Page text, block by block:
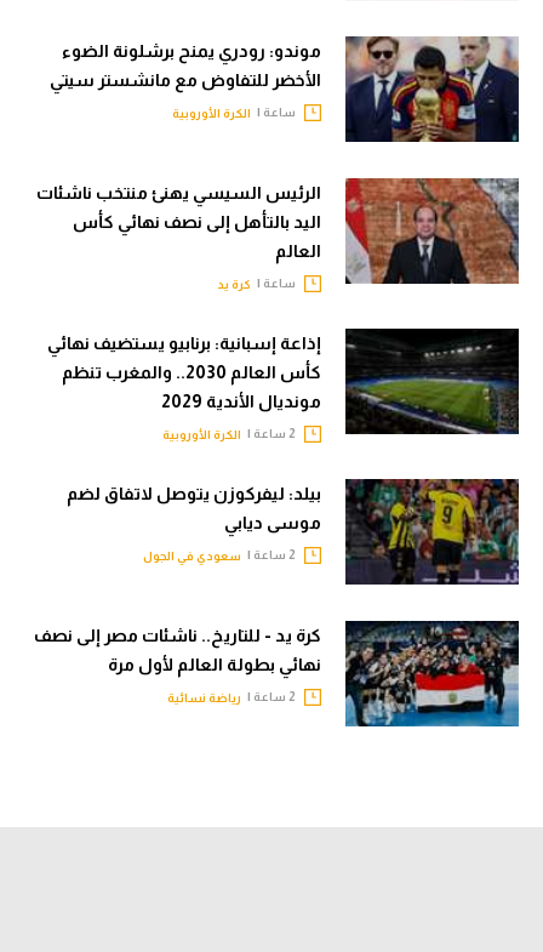
موندو: رودري يمنح برشلونة الضوء
الأخضر للتفاوض مع مانشستر سيتي
ساعة | الكرة الأوروبية
الرئيس السيسي يهنئ منتخب ناشئات
اليد بالتأهل إلى نصف نهائي كأس
العالم
ساعة | كرة يد
إذاعة إسبانية: برنابيو يستضيف نهائي
كأس العالم 2030.. والمغرب تنظم
مونديال الأندية 2029
الكرة الأوروبية
بيلد: ليفركوزن يتوصل لاتفاق لضم
موسى ديابي
سعودي في الجول
كرة يد - للتاريخ.. ناشئات مصر إلى نصف
نهائي بطولة العالم لأول مرة
رياضة نسائية